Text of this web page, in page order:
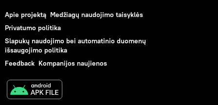
Apie projektą Medžiagų naudojimo taisyklės
Privatumo politika
Slapukų naudojimo bei automatinio duomenų
išsaugojimo politika
Feedback Kompanijos naujienos